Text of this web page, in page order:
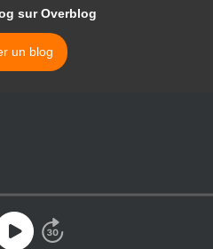
sur Overblog
un blog